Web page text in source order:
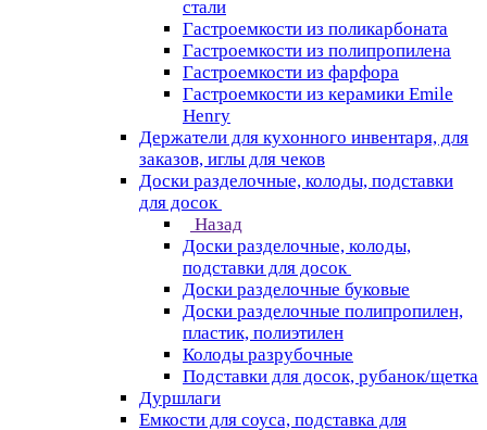
стали
Гастроемкости из поликарбоната
Гастроемкости из полипропилена
Гастроемкости из фарфора
Гастроемкости из керамики Emile
Henry
Держатели для кухонного инвентаря, для
заказов, иглы для чеков
Доски разделочные, колоды, подставки
для досок
Назад
Доски разделочные, колоды,
подставки для досок
Доски разделочные буковые
Доски разделочные полипропилен,
пластик, полиэтилен
Колоды разрубочные
Подставки для досок, рубанок/щетка
Дуршлаги
Емкости для соуса, подставка для